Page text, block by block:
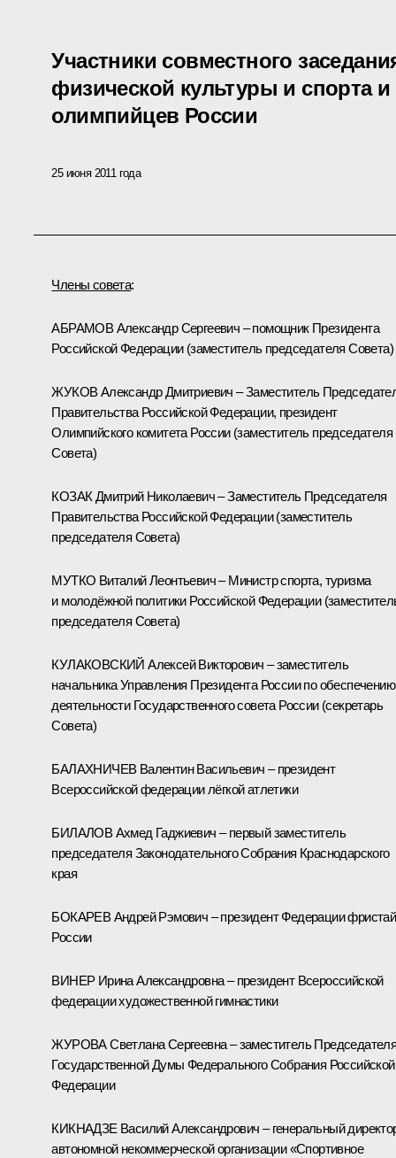
Участники совместного
физической культуры и спорта
олимпийцев России
25 июня 2011 года
Члены совета:
АБРАМОВ Александр Сергеевич – помощник Президента
Российской Федерации (заместитель председателя Совета)
ЖУКОВ Александр Дмитриевич – Заместитель
Правительства Российской Федерации, президент
Олимпийского комитета России (заместитель председателя
Совета)
КОЗАК Дмитрий Николаевич – Заместитель Председателя
Правительства Российской Федерации (заместитель
председателя Совета)
МУТКО Виталий Леонтьевич – Министр спорта, туризма
и молодёжной политики Российской Федерации
председателя Совета)
КУЛАКОВСКИЙ Алексей Викторович – заместитель
начальника Управления Президента России по обеспечению
деятельности Государственного совета России (секретарь
Совета)
БАЛАХНИЧЕВ Валентин Васильевич – президент
Всероссийской федерации лёгкой атлетики
БИЛАЛОВ Ахмед Гаджиевич – первый заместитель
председателя Законодательного Собрания Краснодарского
края
БОКАРЕВ Андрей Рэмович – президент Федерации
России
ВИНЕР Ирина Александровна – президент Всероссийской
федерации художественной гимнастики
ЖУРОВА Светлана Сергеевна – заместитель
Государственной Думы Федерального Собрания Российской
Федерации
КИКНАДЗЕ Василий Александрович – генеральный
автономной некоммерческой организации «Спортивное